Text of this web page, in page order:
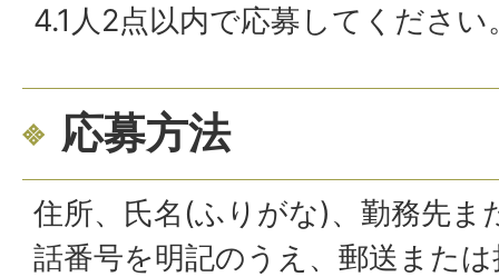
4.1人2点以内で応募してください
応募方法
住所、氏名(ふりがな)、勤務先ま
話番号を明記のうえ、郵送また